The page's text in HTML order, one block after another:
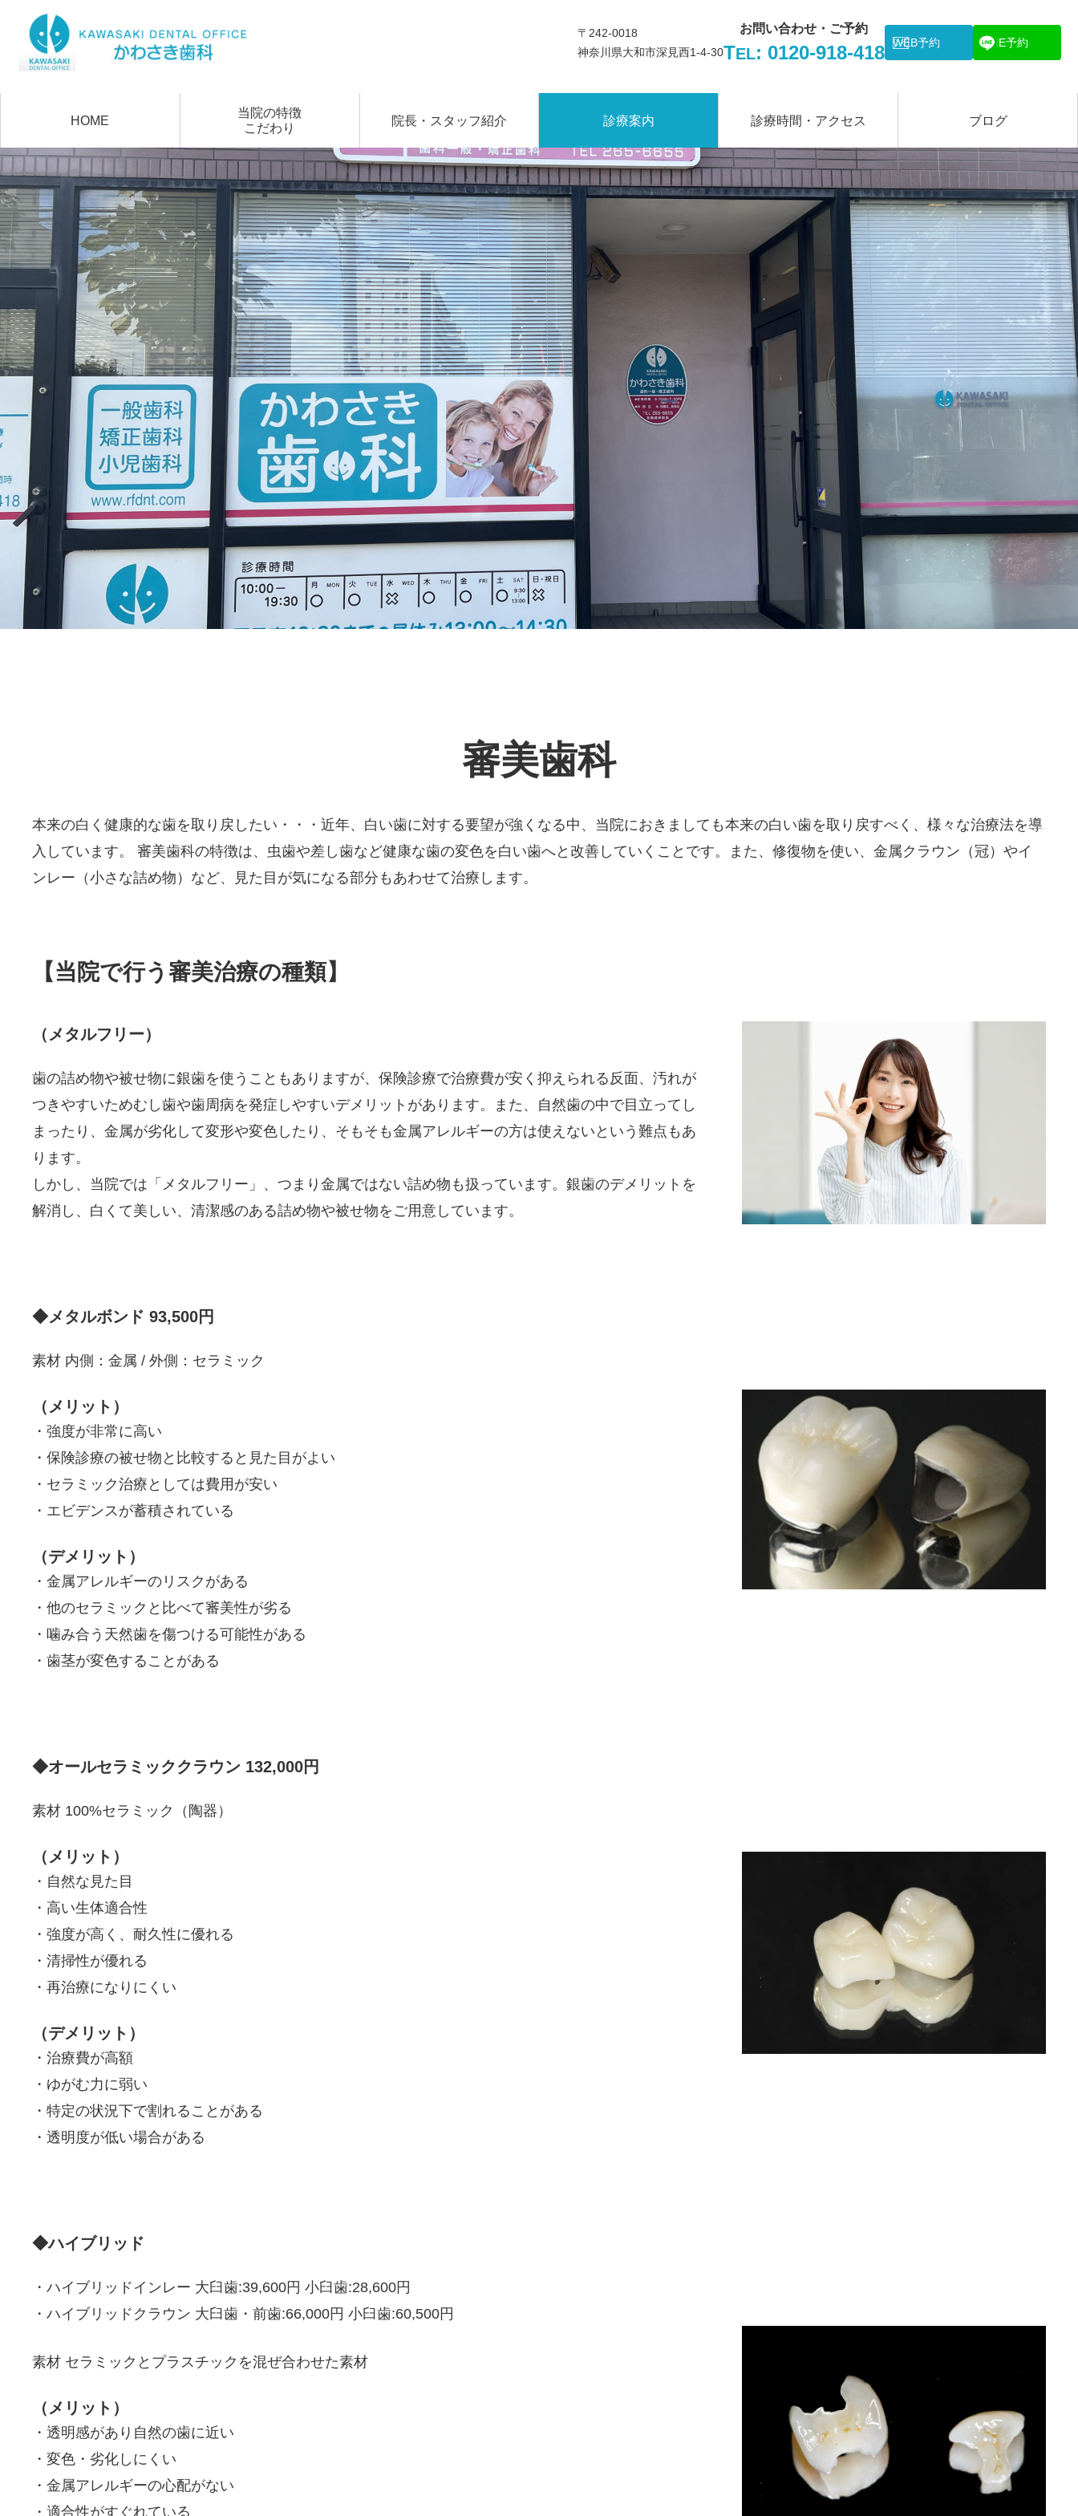
〒242-0018
神奈川県大和市深見西1-4-30
お問い合わせ・ご予約
TEL: 0120-918-418 WEB予約 LINE予約
HOME
当院の特徴
こだわり
院長・スタッフ紹介 診療案内 診療時間・アクセス ブログ
審美歯科
本来の白く健康的な歯を取り戻したい・・・近年、白い歯に対する要望が強くなる中、当院におきましても本来の白い歯を取り戻すべく、様々な治療法を導
入しています。 審美歯科の特徴は、虫歯や差し歯など健康な歯の変色を白い歯へと改善していくことです。また、修復物を使い、金属クラウン（冠）やイ
ンレー（小さな詰め物）など、見た目が気になる部分もあわせて治療します。
【当院で行う審美治療の種類】
（メタルフリー）
歯の詰め物や被せ物に銀歯を使うこともありますが、保険診療で治療費が安く抑えられる反面、汚れが
つきやすいためむし歯や歯周病を発症しやすいデメリットがあります。また、自然歯の中で目立ってし
まったり、金属が劣化して変形や変色したり、そもそも金属アレルギーの方は使えないという難点もあ
ります。
しかし、当院では「メタルフリー」、つまり金属ではない詰め物も扱っています。銀歯のデメリットを
解消し、白くて美しい、清潔感のある詰め物や被せ物をご用意しています。
◆メタルボンド 93,500円
素材 内側：金属 / 外側：セラミック
（メリット）
・強度が非常に高い
・保険診療の被せ物と比較すると見た目がよい
・セラミック治療としては費用が安い
・エビデンスが蓄積されている
（デメリット）
・金属アレルギーのリスクがある
・他のセラミックと比べて審美性が劣る
・噛み合う天然歯を傷つける可能性がある
・歯茎が変色することがある
◆オールセラミッククラウン 132,000円
素材 100%セラミック（陶器）
（メリット）
・自然な見た目
・高い生体適合性
・強度が高く、耐久性に優れる
・清掃性が優れる
・再治療になりにくい
（デメリット）
・治療費が高額
・ゆがむ力に弱い
・特定の状況下で割れることがある
・透明度が低い場合がある
◆ハイブリッド
・ハイブリッドインレー 大臼歯:39,600円 小臼歯:28,600円
・ハイブリッドクラウン 大臼歯・前歯:66,000円 小臼歯:60,500円
素材 セラミックとプラスチックを混ぜ合わせた素材
（メリット）
・透明感があり自然の歯に近い
・変色・劣化しにくい
・金属アレルギーの心配がない
・適合性がすぐれている